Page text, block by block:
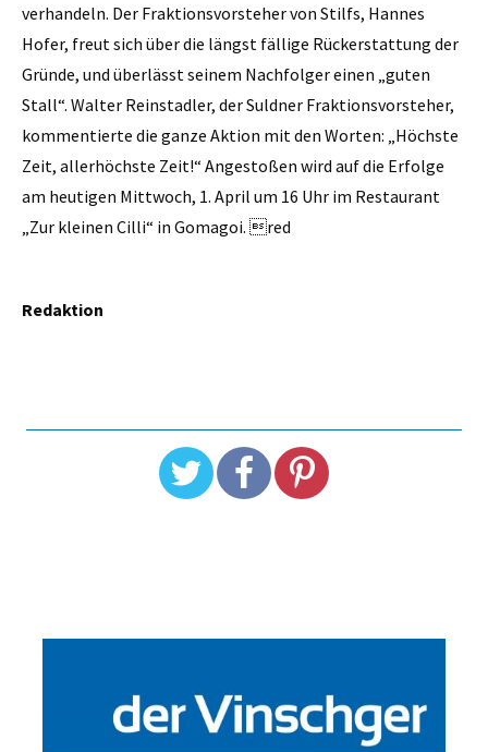
verhandeln. Der Fraktionsvorsteher von Stilfs, Hannes
Hofer, freut sich über die längst fällige Rückerstattung der
Gründe, und überlässt seinem Nachfolger einen „guten
Stall“. Walter ­Reinstadler, der Suldner Fraktionsvorsteher,
kommentierte die ganze Aktion mit den Worten: „Höchste
Zeit, allerhöchste Zeit!“ Angestoßen wird auf die Erfolge
am heutigen Mittwoch, 1. April um 16 Uhr im Restaurant
„Zur kleinen Cilli“ in Gomagoi. red
Redaktion